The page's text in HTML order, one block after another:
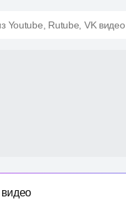
Youtube, Rutube, VK видео